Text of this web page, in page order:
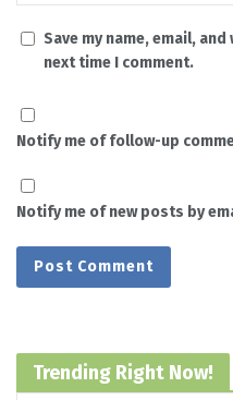
Save my name, email,
next time I comment.
Notify me of follow-up
Notify me of new posts by
Trending Right Now!